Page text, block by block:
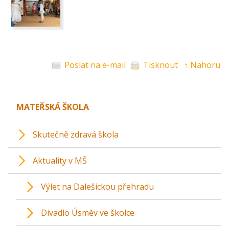
Poslat na e-mail Tisknout ↑ Nahoru
MATEŘSKÁ ŠKOLA
Skutečně zdravá škola
Aktuality v MŠ
Výlet na Dalešickou přehradu
Divadlo Úsměv ve školce